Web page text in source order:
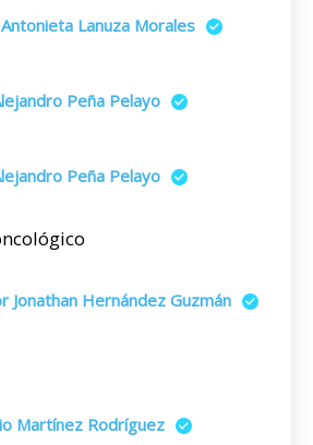
Lanuza Morales
Peña Pelayo
Peña Pelayo
Jonathan Hernández Guzmán
Martínez Rodríguez